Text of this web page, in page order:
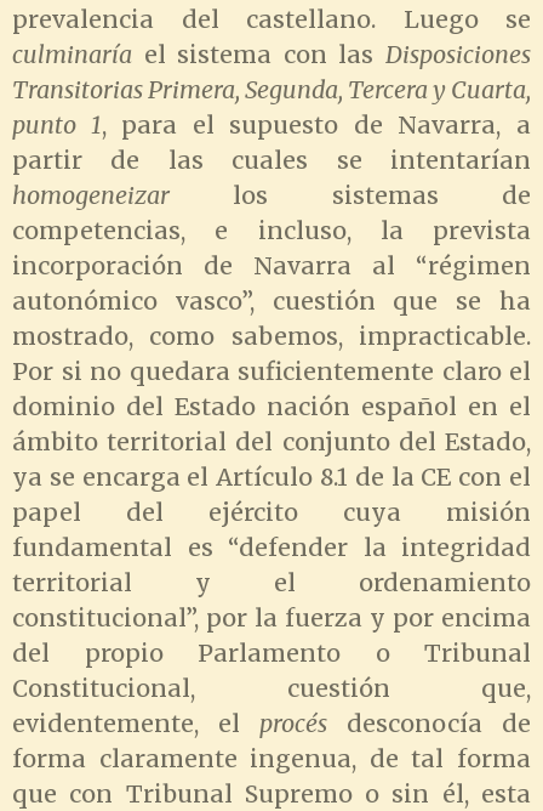
prevalencia del castellano. Luego se
culminaría el sistema con las Disposiciones
Transitorias Primera, Segunda, Tercera y Cuarta,
punto 1, para el supuesto de Navarra, a
partir de las cuales se intentarían
homogeneizar los sistemas de
competencias, e incluso, la prevista
incorporación de Navarra al “régimen
autonómico vasco”, cuestión que se ha
mostrado, como sabemos, impracticable.
Por si no quedara suficientemente claro el
dominio del Estado nación español en el
ámbito territorial del conjunto del Estado,
ya se encarga el Artículo 8.1 de la CE con el
papel del ejército cuya misión
fundamental es “defender la integridad
territorial y el ordenamiento
constitucional”, por la fuerza y por encima
del propio Parlamento o Tribunal
Constitucional, cuestión que,
evidentemente, el procés desconocía de
forma claramente ingenua, de tal forma
que con Tribunal Supremo o sin él, esta